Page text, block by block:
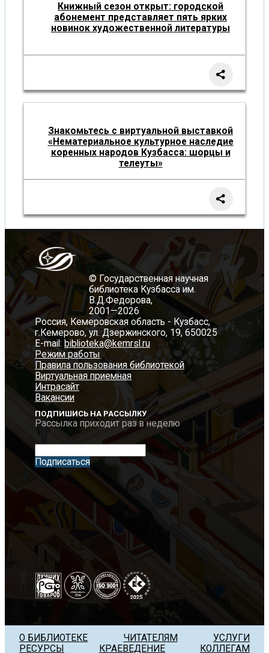
Книжный сезон открыт: городской
абонемент представляет пять ярких
новинок художественной литературы
Знакомьтесь с виртуальной выставкой
«Нематериальное культурное наследие
коренных народов Кузбасса: шорцы и
телеуты»
© Государственная научная
библиотека Кузбасса им.
В.Д.Федорова,
2001—2026
Россия, Кемеровская область - Кузбасс,
г.Кемерово, ул. Дзержинского, 19, 650025
E-mail: biblioteka@kemrsl.ru
Режим работы
Правила пользования библиотекой
Виртуальная приемная
Интрасайт
Вакансии
ПОДПИШИСЬ НА РАССЫЛКУ
Рассылка приходит раз в неделю
Введите e-mail
Подписаться
О БИБЛИОТЕКЕ ЧИТАТЕЛЯМ
УСЛУГИ
РЕСУРСЫ
КРАЕВЕДЕНИЕ КОЛЛЕГАМ